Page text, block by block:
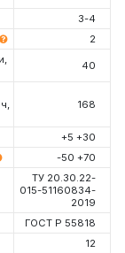
3-4
2
40
168
+5 +30
-50 +70
ТУ 20.30.22-
015-51160834-
2019
ГОСТ Р 55818
12